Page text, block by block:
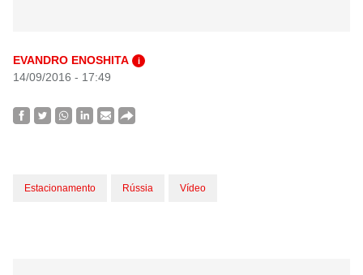
EVANDRO ENOSHITA i
14/09/2016 - 17:49
Estacionamento Rússia Vídeo